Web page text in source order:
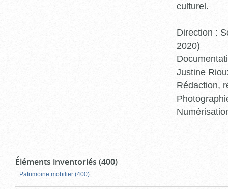
culturel.
Direction :
2020)
Justine
Rédaction,
Éléments inventoriés (400)
Patrimoine mobilier (400)